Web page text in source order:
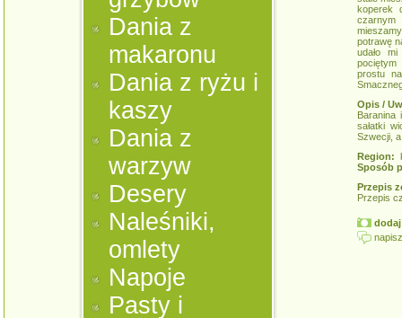
Dania z
makaronu
Dania z ryżu i
kaszy
Dania z
warzyw
Desery
Naleśniki,
omlety
Napoje
Pasty i
koperek
potrawę
udało
prostu
Opis /
Baranina
sałatki
Szwecji,
Region:
Sposób
Przepis
Przepis